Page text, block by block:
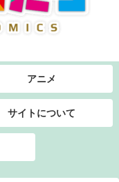
アニメ
サイトについて